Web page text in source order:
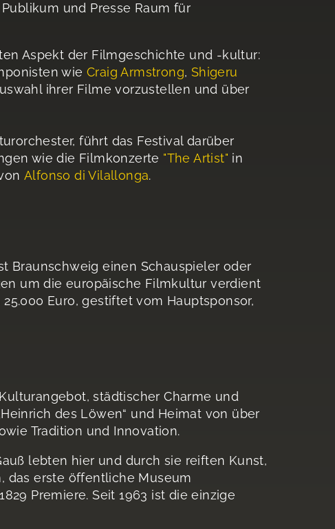
und Presse Raum für
Aspekt der Filmgeschichte und -kultur:
wieCraig Armstrong, Shigeru
ihrer Filme vorzustellen und über
führt das Festival darüber
wie die Filmkonzerte "The Artist" in
Alfonso di Vilallonga.
Braunschweig einen Schauspieler oder
um die europäische Filmkultur verdient
Euro, gestiftet vom Hauptsponsor,
städtischer Charme und
des Löwen“ und Heimat von über
Tradition und Innovation.
lebten hier und durch sie reiften Kunst,
das erste öffentliche Museum
Premiere. Seit 1963 ist die einzige